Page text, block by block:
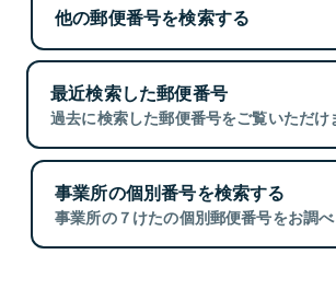
他の郵便番号を検索する
最近検索した郵便番号
過去に検索した郵便番号をご覧いただけ
事業所の個別番号を検索する
事業所の７けたの個別郵便番号をお調べ